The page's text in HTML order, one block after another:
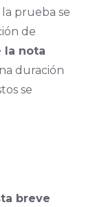
prueba se
de
la nota
duración
se
breve